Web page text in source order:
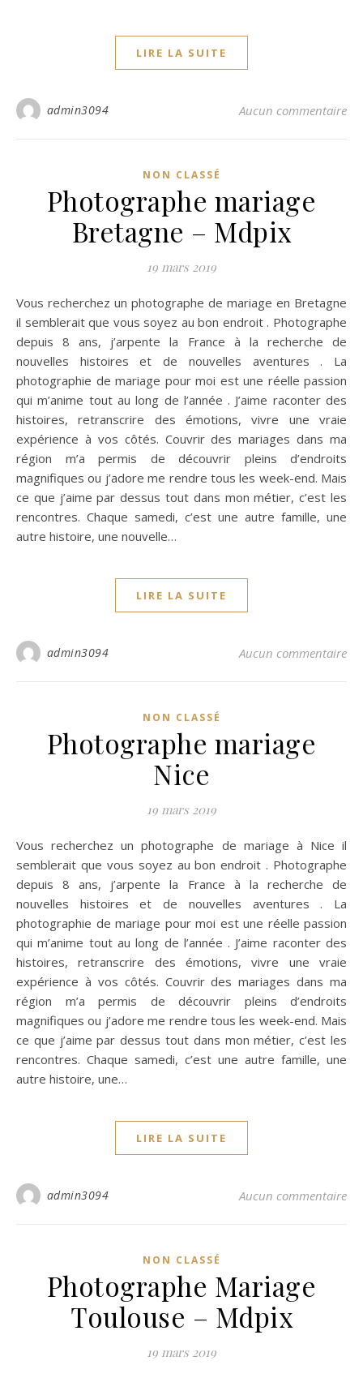
LIRE LA SUITE
admin3094 Aucun commentaire
NON CLASSÉ
Photographe mariage
Bretagne – Mdpix
19 mars 2019
Vous recherchez un photographe de mariage en Bretagne
il semblerait que vous soyez au bon endroit . Photographe
depuis 8 ans, j’arpente la France à la recherche de
nouvelles histoires et de nouvelles aventures . La
photographie de mariage pour moi est une réelle passion
qui m’anime tout au long de l’année . J’aime raconter des
histoires, retranscrire des émotions, vivre une vraie
expérience à vos côtés. Couvrir des mariages dans ma
région m’a permis de découvrir pleins d’endroits
magnifiques ou j’adore me rendre tous les week-end. Mais
ce que j’aime par dessus tout dans mon métier, c’est les
rencontres. Chaque samedi, c’est une autre famille, une
autre histoire, une nouvelle…
LIRE LA SUITE
admin3094 Aucun commentaire
NON CLASSÉ
Photographe mariage
Nice
19 mars 2019
Vous recherchez un photographe de mariage à Nice il
semblerait que vous soyez au bon endroit . Photographe
depuis 8 ans, j’arpente la France à la recherche de
nouvelles histoires et de nouvelles aventures . La
photographie de mariage pour moi est une réelle passion
qui m’anime tout au long de l’année . J’aime raconter des
histoires, retranscrire des émotions, vivre une vraie
expérience à vos côtés. Couvrir des mariages dans ma
région m’a permis de découvrir pleins d’endroits
magnifiques ou j’adore me rendre tous les week-end. Mais
ce que j’aime par dessus tout dans mon métier, c’est les
rencontres. Chaque samedi, c’est une autre famille, une
autre histoire, une…
LIRE LA SUITE
admin3094 Aucun commentaire
NON CLASSÉ
Photographe Mariage
Toulouse – Mdpix
19 mars 2019